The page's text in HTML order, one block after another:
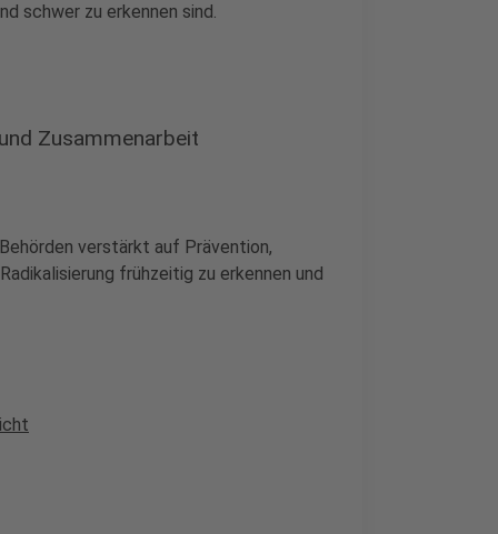
schwer zu erkennen sind.
Zusammenarbeit
verstärkt auf Prävention,
frühzeitig zu erkennen und